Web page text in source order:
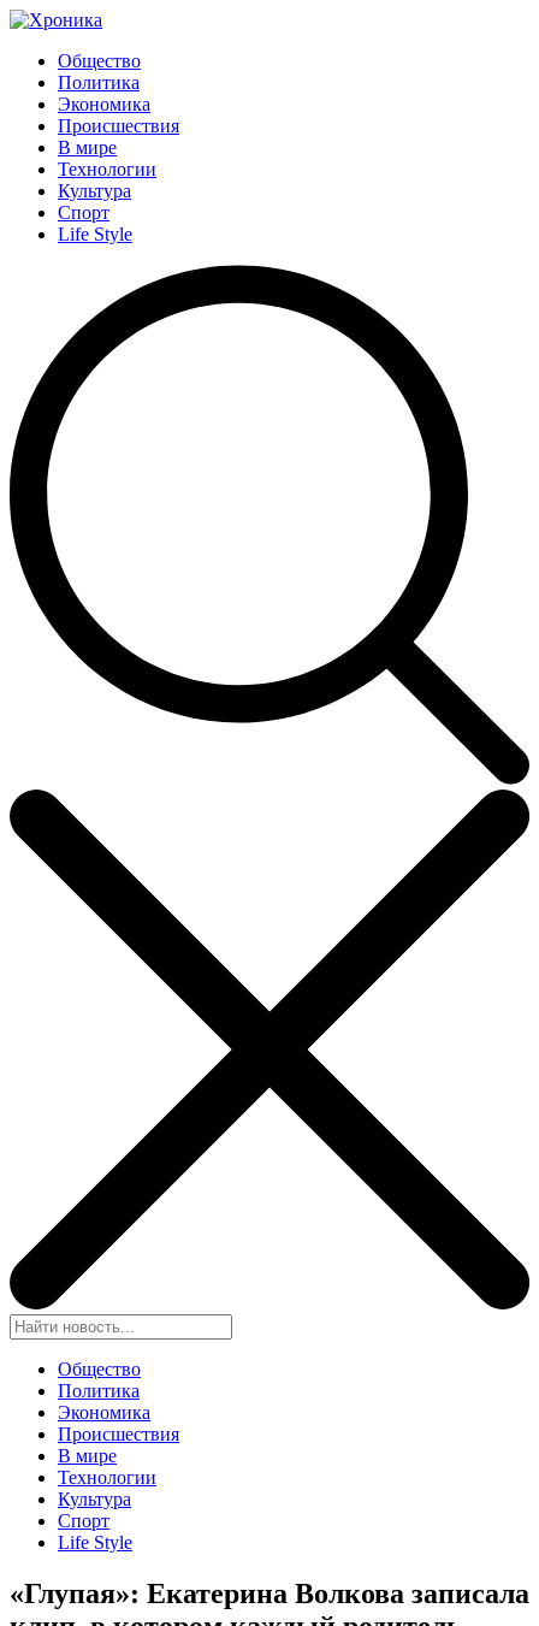
Общество
Политика
Экономика
Происшествия
В мире
Технологии
Культура
Спорт
Life Style
Общество
Политика
Экономика
Происшествия
В мире
Технологии
Культура
Спорт
Life Style
«Глупая»: Екатерина Волкова записала